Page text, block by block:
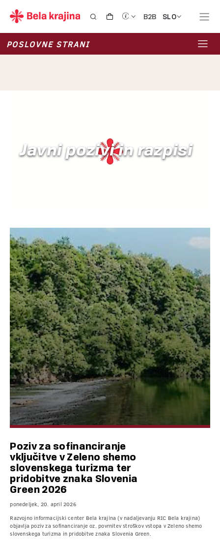
B2B SLO
POSLOVNE STRANI
Javni pozivi in razpisi
Poziv za sofinanciranje
vključitve v Zeleno shemo
slovenskega turizma ter
pridobitve znaka Slovenia
Green 2026
ponedeljek, 20. april 2026
Razvojno informacijski center Bela krajina (v nadaljevanju RIC Bela krajina)
objavlja poziv za sofinanciranje oz. povrnitev stroškov vstopa v Zeleno shemo
slovenskega turizma in pridobitve znaka Slovenia Green.